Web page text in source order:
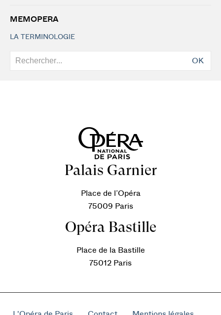
MEMOPERA
LA TERMINOLOGIE
OK
Palais Garnier
Place de l’Opéra
75009 Paris
Opéra Bastille
Place de la Bastille
75012 Paris